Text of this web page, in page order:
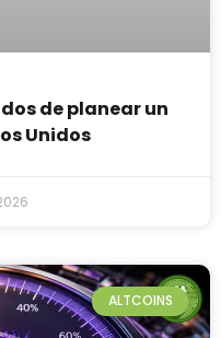
de planear un
Unidos
ALTCOINS